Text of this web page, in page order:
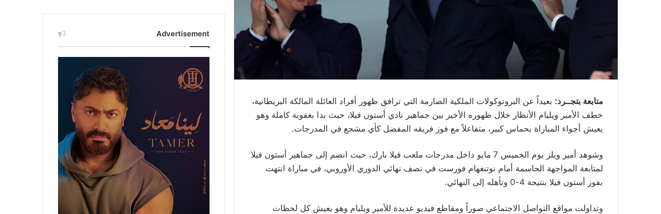
متابعة بتجــرد: بعيداً عن البروتوكولات الملكية الصارمة التي ترافق ظهور أفراد العائلة المالكة البريطانية،
خطف الأمير ويليام الأنظار خلال ظهوره الأخير بين جماهير نادي أستون فيلا، حيث بدا بعفوية كاملة وهو
يعيش أجواء المباراة بحماس كبير، متفاعلاً مع فوز فريقه المفضل كأي مشجع في المدرجات.
وشوهد أمير ويلز يوم الخميس 7 مايو داخل مدرجات ملعب فيلا بارك، حيث انضم إلى جماهير أستون فيلا
لمتابعة المواجهة الحاسمة أمام نوتنغهام فورست في نصف نهائي الدوري الأوروبي، في مباراة انتهت
بفوز أستون فيلا بنتيجة 4-0 وتأهله إلى النهائي.
وتداولت مواقع التواصل الاجتماعي صوراً ومقاطع فيديو عديدة للأمير ويليام وهو يعيش كل لحظات
Advertisement